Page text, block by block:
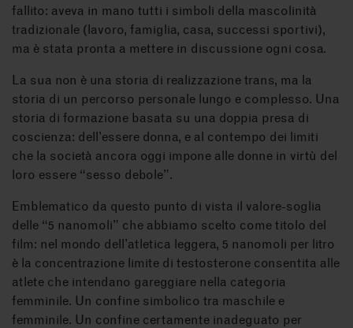
fallito: aveva in mano tutti i simboli della mascolinità
tradizionale (lavoro, famiglia, casa, successi sportivi),
ma è stata pronta a mettere in discussione ogni cosa.
La sua non è una storia di realizzazione trans, ma la
storia di un percorso personale lungo e complesso. Una
storia di formazione basata su una doppia presa di
coscienza: dell’essere donna, e al contempo dei limiti
che la società ancora oggi impone alle donne in virtù del
loro essere “sesso debole”.
Emblematico da questo punto di vista il valore-soglia
delle “5 nanomoli” che abbiamo scelto come titolo del
film: nel mondo dell’atletica leggera, 5 nanomoli per litro
è la concentrazione limite di testosterone consentita alle
atlete che intendano gareggiare nella categoria
femminile. Un confine simbolico tra maschile e
femminile. Un confine certamente inadeguato per